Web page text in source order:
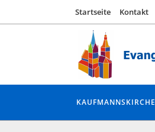
Startseite Kontakt
KAUFMANNSKIRCHE